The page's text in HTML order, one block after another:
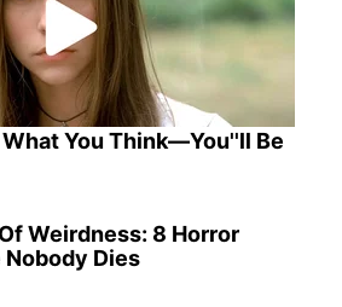
You Think—You''ll Be
Weirdness: 8 Horror
Dies